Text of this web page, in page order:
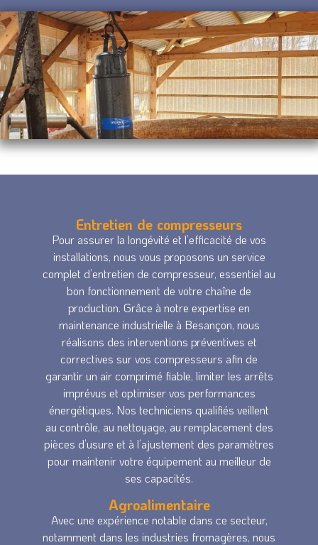
Entretien de compresseurs
Pour assurer la longévité et l’efficacité de vos
installations, nous vous proposons un service
complet d’entretien de compresseur, essentiel au
bon fonctionnement de votre chaîne de
production. Grâce à notre expertise en
maintenance industrielle à Besançon, nous
réalisons des interventions préventives et
correctives sur vos compresseurs afin de
garantir un air comprimé fiable, limiter les arrêts
imprévus et optimiser vos performances
énergétiques. Nos techniciens qualifiés veillent
au contrôle, au nettoyage, au remplacement des
pièces d’usure et à l’ajustement des paramètres
pour maintenir votre équipement au meilleur de
ses capacités.
Agroalimentaire
Avec une expérience notable dans ce secteur,
notamment dans les industries fromagères, nous